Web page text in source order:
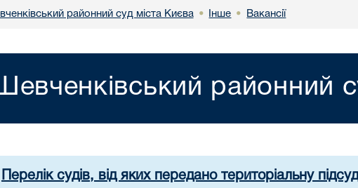
районний суд міста Києва • Інше • Вакансії
районний
Перелік судів, від яких передано територіальну